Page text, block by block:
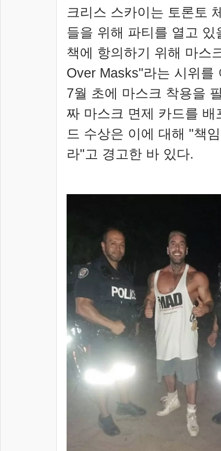
크리스 스카이는 토론토
들을 위해 파티를 열고 있
책에 항의하기 위해 마스
Over Masks"라는 시위를
7월 초에 마스크 착용을
짜 마스크 면제 카드를 배
드 수상은 이에 대해 "책
라"고 경고한 바 있다.